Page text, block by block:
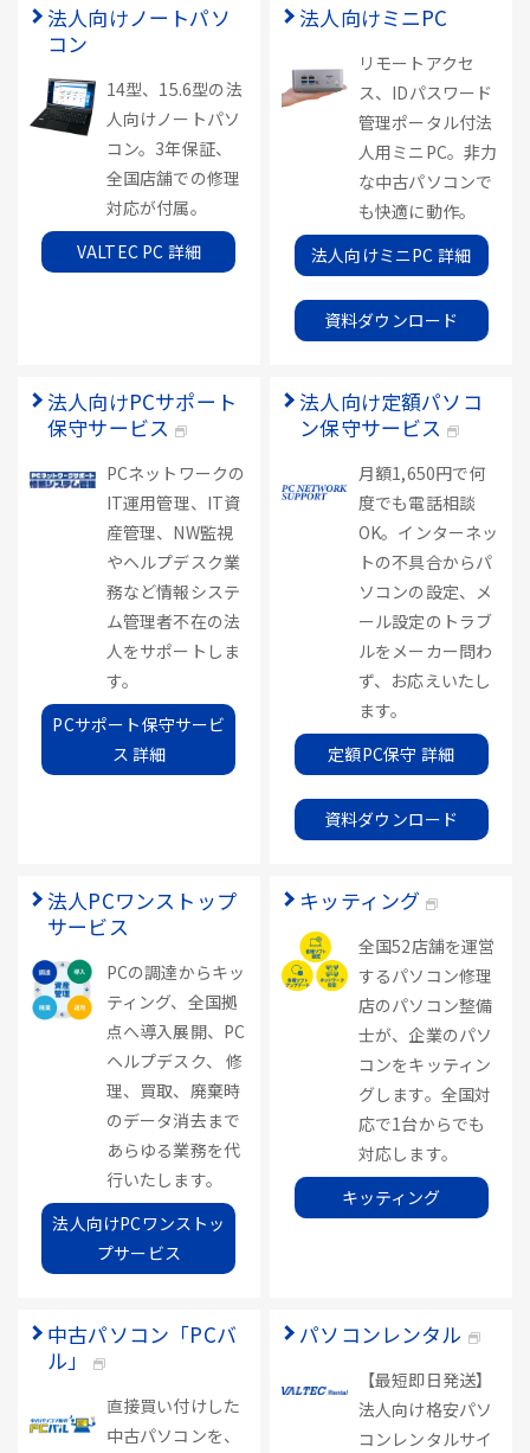
法人向けノートパソ
コン
14型、15.6型の法
人向けノートパソ
コン。3年保証、
全国店舗での修理
対応が付属。
VALTEC PC 詳細
法人向けミニPC
リモートアクセ
ス、IDパスワード
管理ポータル付法
人用ミニPC。非力
な中古パソコンで
も快適に動作。
法人向けミニPC 詳細
資料ダウンロード
法人向けPCサポート
保守サービス
PCネットワークの
IT運用管理、IT資
産管理、NW監視
やヘルプデスク業
務など情報システ
ム管理者不在の法
人をサポートしま
す。
PCサポート保守サービ
ス 詳細
法人向け定額パソコ
ン保守サービス
月額1,650円で何
度でも電話相談
OK。インターネッ
トの不具合からパ
ソコンの設定、メ
ール設定のトラブ
ルをメーカー問わ
ず、お応えいたし
ます。
定額PC保守 詳細
資料ダウンロード
法人PCワンストップ
サービス
PCの調達からキッ
ティング、全国拠
点へ導入展開、PC
ヘルプデスク、 修
理、買取、廃棄時
のデータ消去まで
あらゆる業務を代
行いたします。
法人向けPCワンストッ
プサービス
キッティング
全国52店舗を運営
するパソコン修理
店のパソコン整備
士が、企業のパソ
コンをキッティン
グします。全国対
応で1台からでも
対応します。
キッティング
中古パソコン「PCバ
ル」
直接買い付けした
中古パソコンを、
パソコンレンタル
【最短即日発送】
法人向け格安パソ
コンレンタルサイ